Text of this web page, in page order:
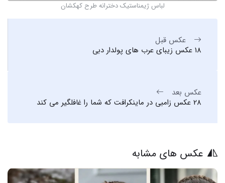
لباس ژیمناستیک دخترانه طرح کهکشان
عکس قبل
18 عکس زیبای عرب های پولدار دبی
عکس بعد
28 عکس زامبی در ماینکرافت که شما را غافلگیر می کند
عکس های مشابه